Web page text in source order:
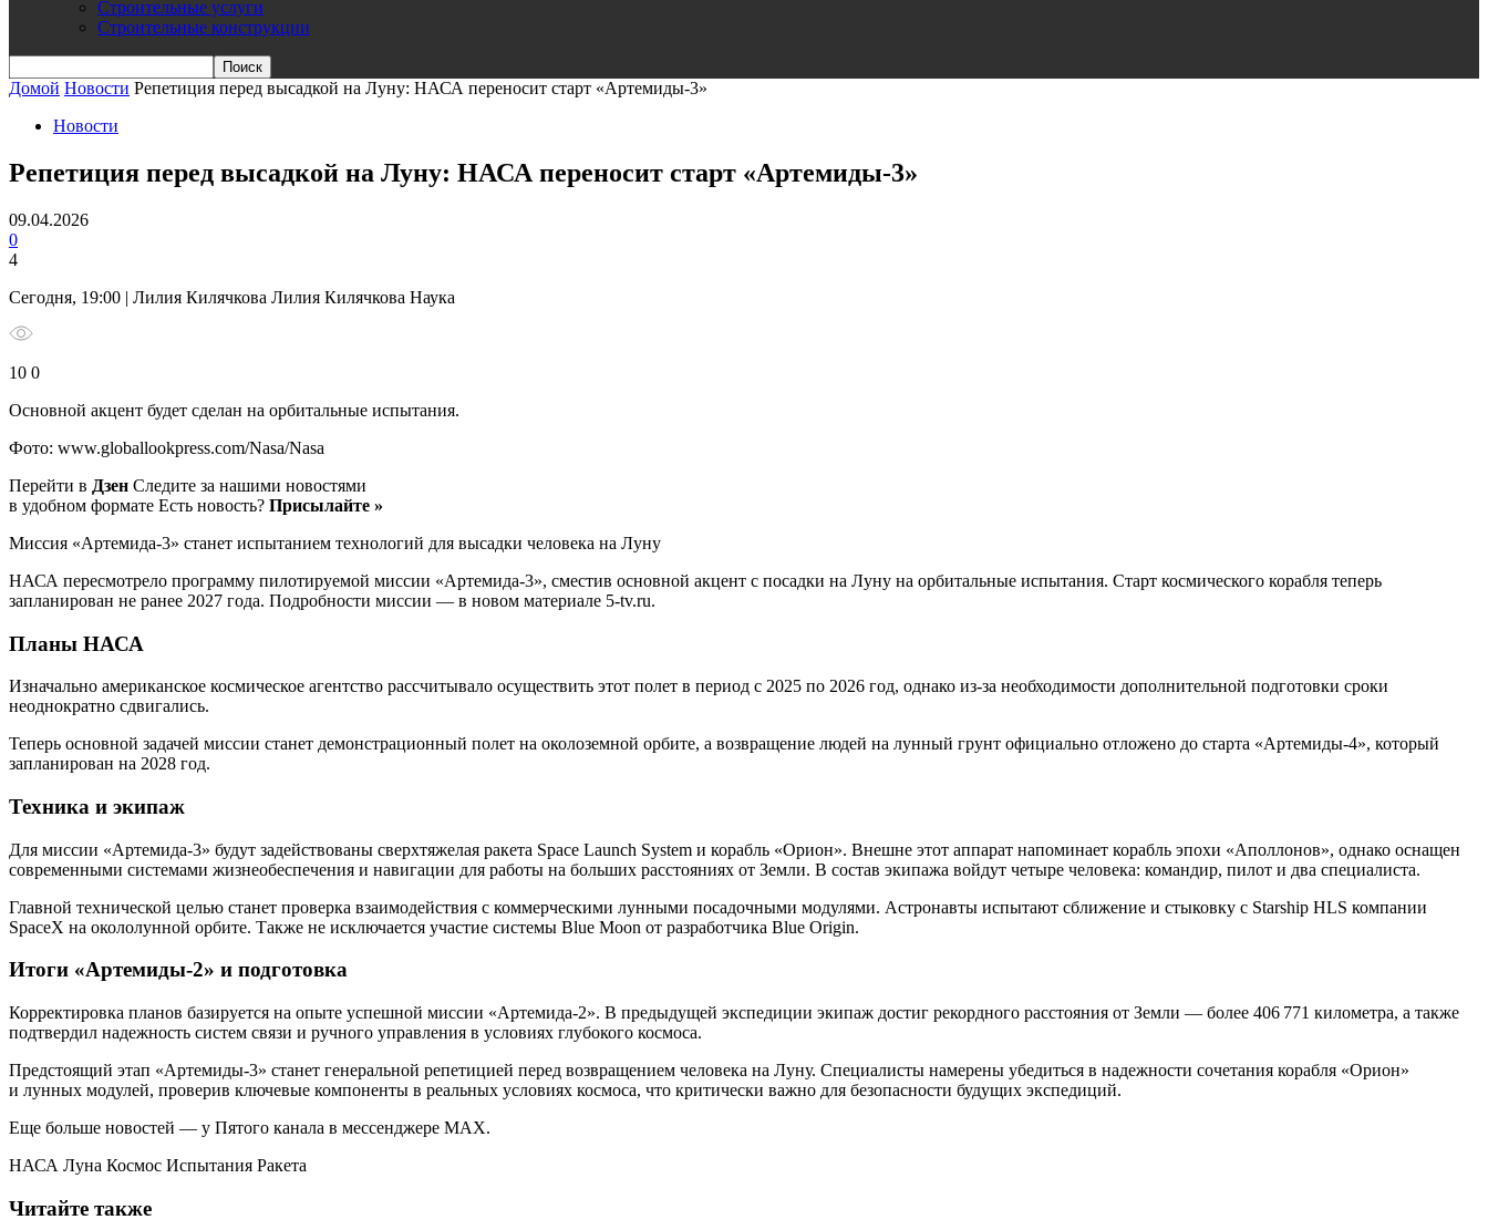
Строительные услуги
Строительные конструкции
Домой Новости Репетиция перед высадкой на Луну: НАСА переносит старт «Артемиды-3»
Новости
Репетиция перед высадкой на Луну: НАСА переносит старт «Артемиды-3»
09.04.2026
0
4
Сегодня, 19:00 | Лилия Килячкова Лилия Килячкова Наука
10 0
Основной акцент будет сделан на орбитальные испытания.
Фото: www.globallookpress.com/Nasa/Nasa
Перейти в Дзен Следите за нашими новостями
в удобном формате Есть новость? Присылайте »
Миссия «Артемида-3» станет испытанием технологий для высадки человека на Луну
НАСА пересмотрело программу пилотируемой миссии «Артемида-3», сместив основной акцент с посадки на Луну на орбитальные испытания. Старт космического корабля теперь
запланирован не ранее 2027 года. Подробности миссии — в новом материале 5-tv.ru.
Планы НАСА
Изначально американское космическое агентство рассчитывало осуществить этот полет в период с 2025 по 2026 год, однако из-за необходимости дополнительной подготовки сроки
неоднократно сдвигались.
Теперь основной задачей миссии станет демонстрационный полет на околоземной орбите, а возвращение людей на лунный грунт официально отложено до старта «Артемиды-4», который
запланирован на 2028 год.
Техника и экипаж
Для миссии «Артемида-3» будут задействованы сверхтяжелая ракета Space Launch System и корабль «Орион». Внешне этот аппарат напоминает корабль эпохи «Аполлонов», однако оснащен
современными системами жизнеобеспечения и навигации для работы на больших расстояниях от Земли. В состав экипажа войдут четыре человека: командир, пилот и два специалиста.
Главной технической целью станет проверка взаимодействия с коммерческими лунными посадочными модулями. Астронавты испытают сближение и стыковку с Starship HLS компании
SpaceX на окололунной орбите. Также не исключается участие системы Blue Moon от разработчика Blue Origin.
Итоги «Артемиды-2» и подготовка
Корректировка планов базируется на опыте успешной миссии «Артемида-2». В предыдущей экспедиции экипаж достиг рекордного расстояния от Земли — более 406 771 километра, а также
подтвердил надежность систем связи и ручного управления в условиях глубокого космоса.
Предстоящий этап «Артемиды-3» станет генеральной репетицией перед возвращением человека на Луну. Специалисты намерены убедиться в надежности сочетания корабля «Орион»
и лунных модулей, проверив ключевые компоненты в реальных условиях космоса, что критически важно для безопасности будущих экспедиций.
Еще больше новостей — у Пятого канала в мессенджере MAX.
НАСА Луна Космос Испытания Ракета
Читайте также